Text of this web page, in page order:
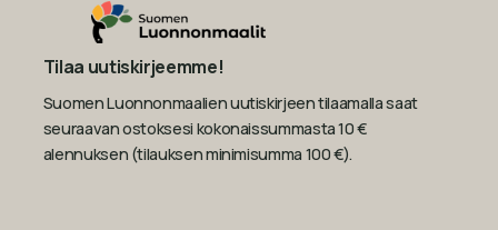
Tilaa uutiskirjeemme!
Suomen Luonnonmaalien uutiskirjeen tilaamalla saat
seuraavan ostoksesi kokonaissummasta 10 €
alennuksen (tilauksen minimisumma 100 €).